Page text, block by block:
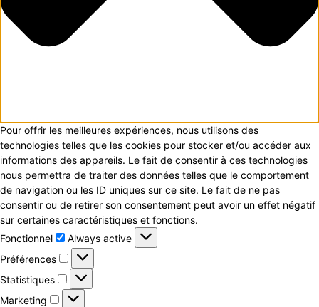
Pour offrir les meilleures expériences, nous utilisons des
technologies telles que les cookies pour stocker et/ou accéder aux
informations des appareils. Le fait de consentir à ces technologies
nous permettra de traiter des données telles que le comportement
de navigation ou les ID uniques sur ce site. Le fait de ne pas
consentir ou de retirer son consentement peut avoir un effet négatif
sur certaines caractéristiques et fonctions.
Fonctionnel
Fonctionnel
Always active
Préférences
Préférences
Statistiques
Statistiques
Marketing
Marketing